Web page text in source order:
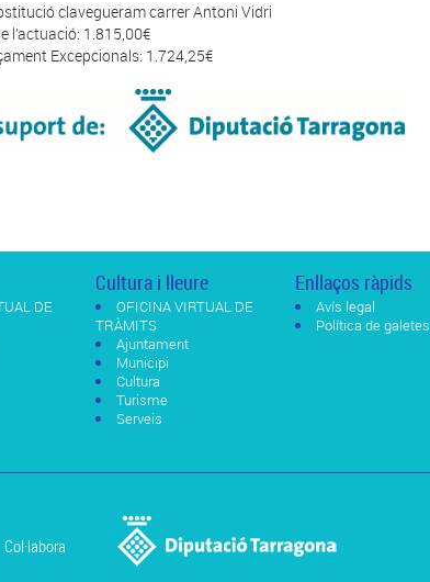
clavegueram carrer Antoni Vidri
l’actuació: 1.815,00€
Excepcionals: 1.724,25€
DE
Cultura i lleure
OFICINA VIRTUAL DE
TRÀMITS
Ajuntament
Municipi
Cultura
Turisme
Serveis
Enllaços ràpids
Avís legal
Política de galetes
Col·labora